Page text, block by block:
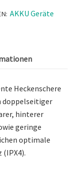
AKKU Geräte
Heckenschere
doppelseitiger
hinterer
geringe
optimale